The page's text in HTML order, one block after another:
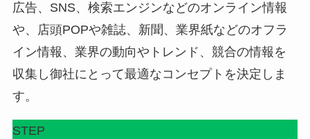
広告、SNS、検索エンジンなどのオンライン情報
や、店頭POPや雑誌、新聞、業界紙などのオフラ
イン情報、業界の動向やトレンド、競合の情報を
収集し御社にとって最適なコンセプトを決定しま
す。
STEP